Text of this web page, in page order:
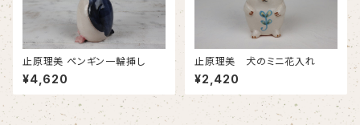
止原理美 ペンギン一輪挿し
¥4,620
止原理美 犬のミニ花入れ
¥2,420